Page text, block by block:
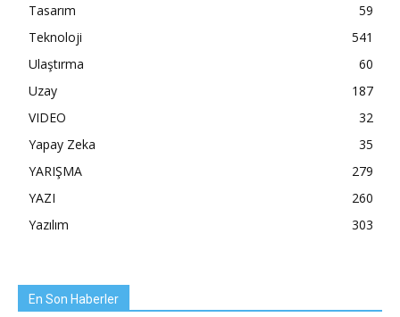
Tasarım
59
Teknoloji
541
Ulaştırma
60
Uzay
187
VIDEO
32
Yapay Zeka
35
YARIŞMA
279
YAZI
260
Yazılım
303
En Son Haberler